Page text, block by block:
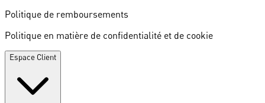
Politique de remboursements
Politique en matière de confidentialité et de cookie
Espace Client